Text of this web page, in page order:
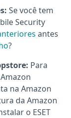
Se você tem
Security
antes
?
Para
na Amazon
da Amazon
o ESET